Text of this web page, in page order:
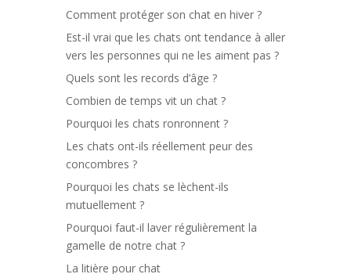
Comment protéger son chat en hiver ?
Est-il vrai que les chats ont tendance à aller
vers les personnes qui ne les aiment pas ?
Quels sont les records d’âge ?
Combien de temps vit un chat ?
Pourquoi les chats ronronnent ?
Les chats ont-ils réellement peur des
concombres ?
Pourquoi les chats se lèchent-ils
mutuellement ?
Pourquoi faut-il laver régulièrement la
gamelle de notre chat ?
La litière pour chat